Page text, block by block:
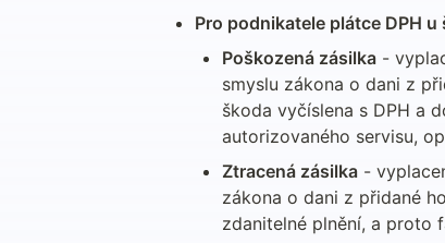
Pro podnikatele plátce DPH
Poškozená zásilka -
smyslu zákona o dani z
škoda vyčíslena s DPH a
autorizovaného servisu,
Ztracená zásilka -
zákona o dani z přidané
zdanitelné plnění, a proto